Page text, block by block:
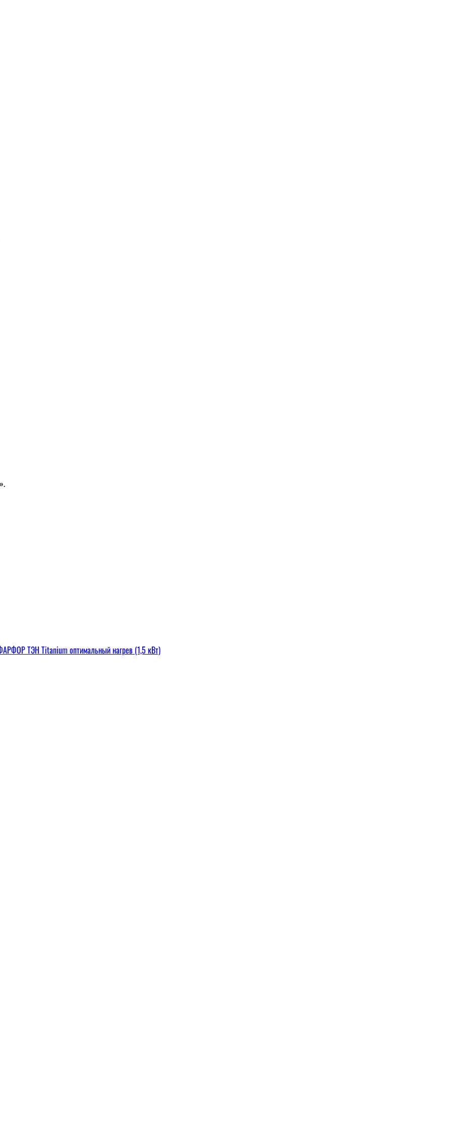
ТЭН Titanium оптимальный нагрев (1,5 кВт)
CF8) Ду 32-Ду200
с эпоксидным покрытием) Ду32-Ду200